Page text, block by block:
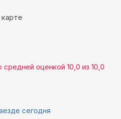
средней оценкой 10,0 из 10,0
сегодня